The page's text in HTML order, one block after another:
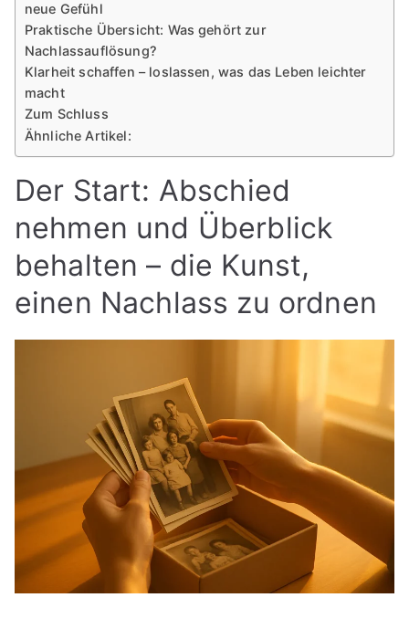
neue Gefühl
Praktische Übersicht: Was gehört zur
Nachlassauflösung?
Klarheit schaffen – loslassen, was das Leben leichter
macht
Zum Schluss
Ähnliche Artikel:
Der Start: Abschied
nehmen und Überblick
behalten – die Kunst,
einen Nachlass zu ordnen